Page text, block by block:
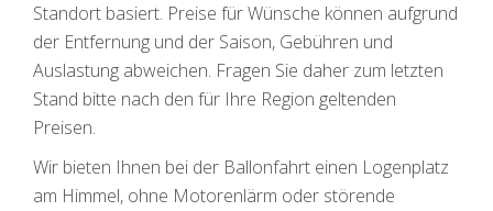
Standort basiert. Preise für Wünsche können aufgrund
der Entfernung und der Saison, Gebühren und
Auslastung abweichen. Fragen Sie daher zum letzten
Stand bitte nach den für Ihre Region geltenden
Preisen.
Wir bieten Ihnen bei der Ballonfahrt einen Logenplatz
am Himmel, ohne Motorenlärm oder störende